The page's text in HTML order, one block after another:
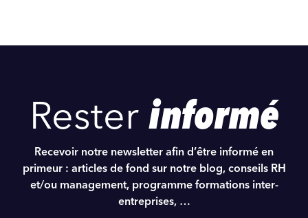
Rester informé
Recevoir notre newsletter afin d’être informé en
primeur : articles de fond sur notre blog, conseils RH
et/ou management, programme formations inter-
entreprises, …